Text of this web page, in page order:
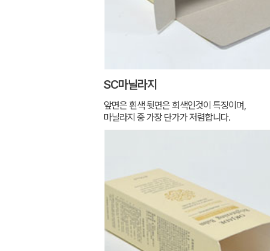
SC마닐라지
앞면은 흰색 뒷면은 회색인것이 특징이며,
마닐라지 중 가장 단가가 저렴합니다.